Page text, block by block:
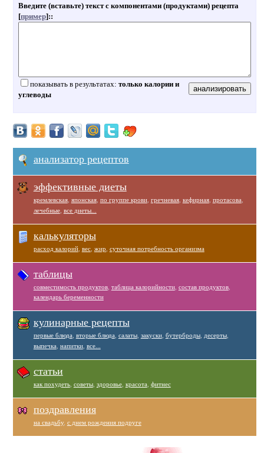
Введите (вставьте) текст с компонентами (продуктами) рецепта
[пример]::
показывать в результатах: только калории и
углеводы
анализатор рецептов
эффективные диеты
кремлевская, японская, по группе крови, гречневая, кефирная, протасова
лечебные, все диеты...
калькуляторы
расход калорий, вес, жир суточная потребность организма
таблицы
совместимость продуктов, таблица калорийности, состав продуктов,
календарь беременности
кулинарные рецепты
первые блюда вторые блюда салаты, закуски, бутерброды, десерты,
выпечка напитки, все...
статьи
как похудеть, советы, здоровье, красота фитнес
поздравления
на свадьбу, с днем рождения подруге